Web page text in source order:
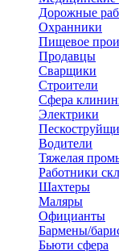
Дорожные
Охранники
Пищевое
Продавцы
Сварщики
Строители
Сфера
Электрики
Водители
Тяжелая
Работники
Шахтеры
Маляры
Официанты
Бармены/
Бьюти сфера